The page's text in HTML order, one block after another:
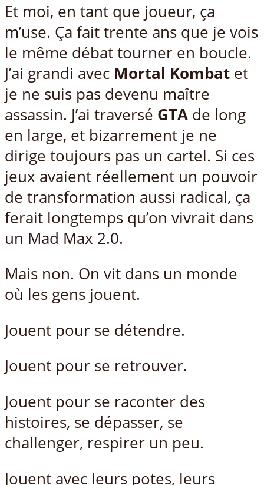
Et moi, en tant que joueur, ça
m’use. Ça fait trente ans que je vois
le même débat tourner en boucle.
J’ai grandi avec Mortal Kombat et
je ne suis pas devenu maître
assassin. J’ai traversé GTA de long
en large, et bizarrement je ne
dirige toujours pas un cartel. Si ces
jeux avaient réellement un pouvoir
de transformation aussi radical, ça
ferait longtemps qu’on vivrait dans
un Mad Max 2.0.
Mais non. On vit dans un monde
où les gens jouent.
Jouent pour se détendre.
Jouent pour se retrouver.
Jouent pour se raconter des
histoires, se dépasser, se
challenger, respirer un peu.
Jouent avec leurs potes, leurs